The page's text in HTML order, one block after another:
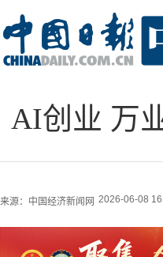
AI创业 万
来源： 中国经济新闻网 2026-06-08